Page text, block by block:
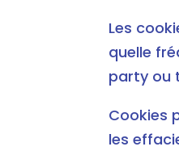
Les
quelle
party ou
Cookies
les